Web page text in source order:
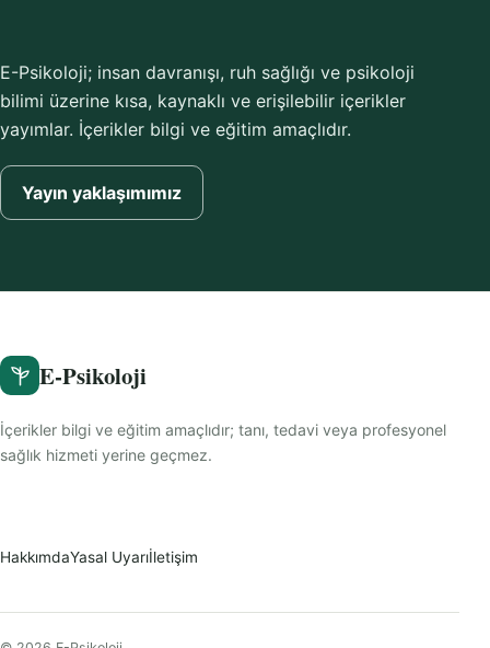
E-Psikoloji; insan davranışı, ruh sağlığı ve psikoloji
bilimi üzerine kısa, kaynaklı ve erişilebilir içerikler
yayımlar. İçerikler bilgi ve eğitim amaçlıdır.
Yayın yaklaşımımız
E-Psikoloji
İçerikler bilgi ve eğitim amaçlıdır; tanı, tedavi veya profesyonel
sağlık hizmeti yerine geçmez.
HakkımdaYasal Uyarıİletişim